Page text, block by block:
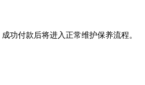
功付款后将进入正常维护保养流程。